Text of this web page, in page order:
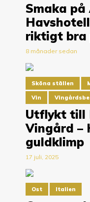
Smaka på
riktigt bra
8 månader sedan
Sköna ställen
Vin
Utflykt till
Vingård –
guldklimp
17 juli, 2025
Ost Italien